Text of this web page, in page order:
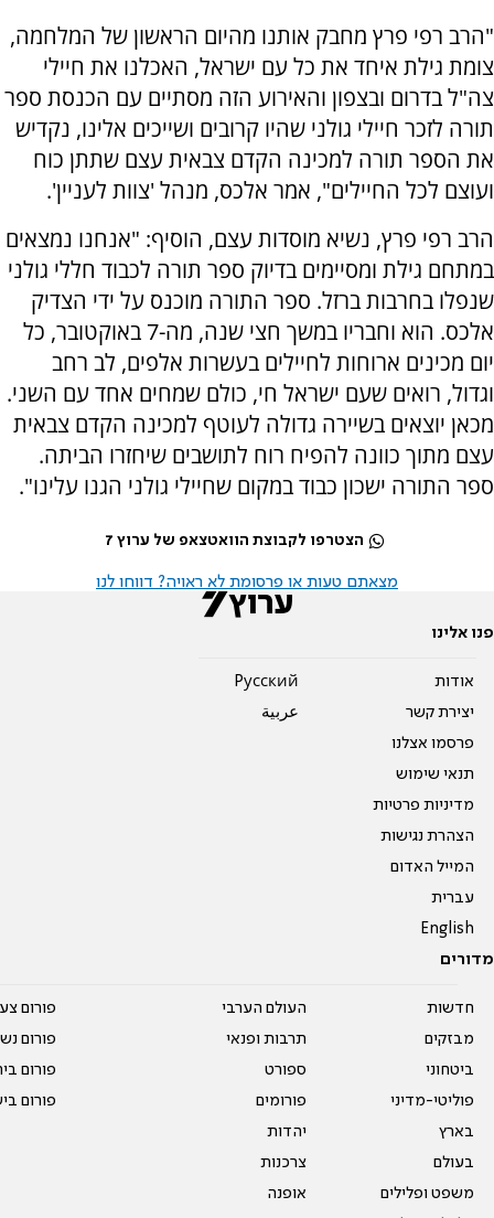
"הרב רפי פרץ מחבק אותנו מהיום הראשון של המלחמה,
צומת גילת איחד את כל עם ישראל, האכלנו את חיילי
צה"ל בדרום ובצפון והאירוע הזה מסתיים עם הכנסת ספר
תורה לזכר חיילי גולני שהיו קרובים ושייכים אלינו, נקדיש
את הספר תורה למכינה הקדם צבאית עצם שתתן כוח
ועוצם לכל החיילים", אמר אלכס, מנהל 'צוות לעניין'.
הרב רפי פרץ, נשיא מוסדות עצם, הוסיף: "אנחנו נמצאים
במתחם גילת ומסיימים בדיוק ספר תורה לכבוד חללי גולני
שנפלו בחרבות ברזל. ספר התורה מוכנס על ידי הצדיק
אלכס. הוא וחבריו במשך חצי שנה, מה-7 באוקטובר, כל
יום מכינים ארוחות לחיילים בעשרות אלפים, לב רחב
וגדול, רואים שעם ישראל חי, כולם שמחים אחד עם השני.
מכאן יוצאים בשיירה גדולה לעוטף למכינה הקדם צבאית
עצם מתוך כוונה להפיח רוח לתושבים שיחזרו הביתה.
ספר התורה ישכון כבוד במקום שחיילי גולני הגנו עלינו".
הצטרפו לקבוצת הוואטצאפ של ערוץ 7
מצאתם טעות או פרסומת לא ראויה? דווחו לנו
פנו אלינו
אודות
יצירת קשר
פרסמו אצלנו
תנאי שימוש
מדיניות פרטיות
הצהרת נגישות
המייל האדום
עברית
English
Pусский
عربية
מדורים
חדשות
מבזקים
ביטחוני
פוליטי-מדיני
בארץ
בעולם
משפט ופלילים
העולם הערבי
תרבות ופנאי
ספורט
פורומים
יהדות
צרכנות
אופנה
פורום
פורום
פורום
פורום